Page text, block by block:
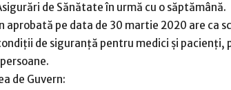
de Sănătate în urmă cu o săptămână.
aprobată pe data de 30 martie 2020 are ca
de siguranță pentru medici și pacienți,
de Guvern: